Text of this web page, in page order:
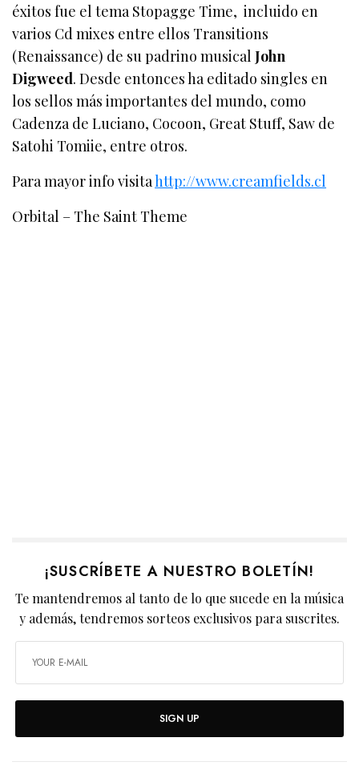
éxitos fue el tema Stopagge Time, incluido en
varios Cd mixes entre ellos Transitions
(Renaissance) de su padrino musicalJohn
Digweed. Desde entonces ha editado singles en
los sellos más importantes del mundo, como
Cadenza de Luciano, Cocoon, Great Stuff, Saw de
Satohi Tomiie, entre otros.
Para mayor info visitahttp://www.creamfields.cl
Orbital – The Saint Theme
¡SUSCRÍBETE A NUESTRO BOLETÍN!
Te mantendremos al tanto de lo que sucede en la música
y además, tendremos sorteos exclusivos para suscrites.
SIGN UP